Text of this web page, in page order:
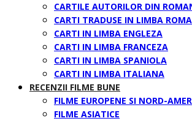
CARTILE AUTORILOR DIN
CARTI TRADUSE IN LIMBA
CARTI IN LIMBA ENGLEZA
CARTI IN LIMBA FRANCEZA
CARTI IN LIMBA SPANIOLA
CARTI IN LIMBA ITALIANA
RECENZII FILME BUNE
FILME EUROPENE SI NORD-
FILME ASIATICE